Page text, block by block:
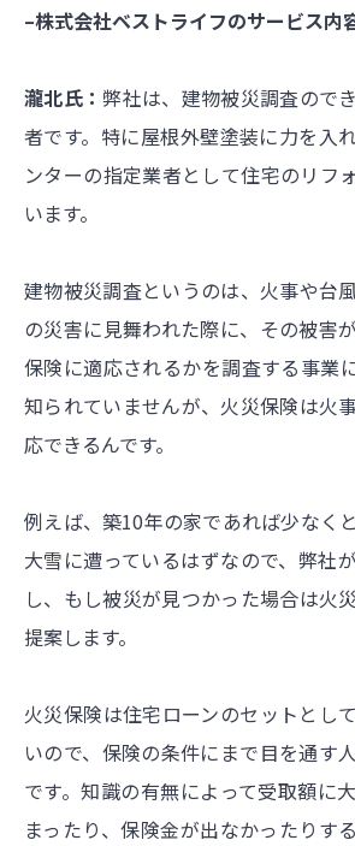
–株式会社ベストライフのサービス内
瀧北氏：弊社は、建物被災調査ので
者です。特に屋根外壁塗装に力を入
ンターの指定業者として住宅のリフ
います。
建物被災調査というのは、火事や台
の災害に見舞われた際に、その被害
保険に適応されるかを調査する事業
知られていませんが、火災保険は火
応できるんです。
例えば、築10年の家であれば少なく
大雪に遭っているはずなので、弊社
し、もし被災が見つかった場合は火
提案します。
火災保険は住宅ローンのセットとし
いので、保険の条件にまで目を通す
です。知識の有無によって受取額に
まったり、保険金が出なかったりす